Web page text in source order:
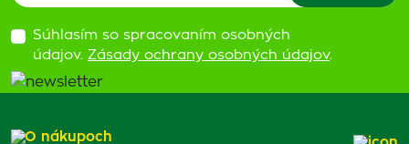
Súhlasím so spracovaním osobných
údajov. Zásady ochrany osobných údajov.
O nákupoch